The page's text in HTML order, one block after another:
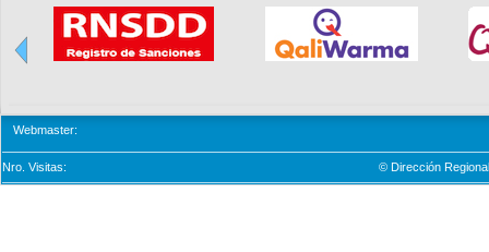
Webmaster:
© Dirección
Nro. Visitas: